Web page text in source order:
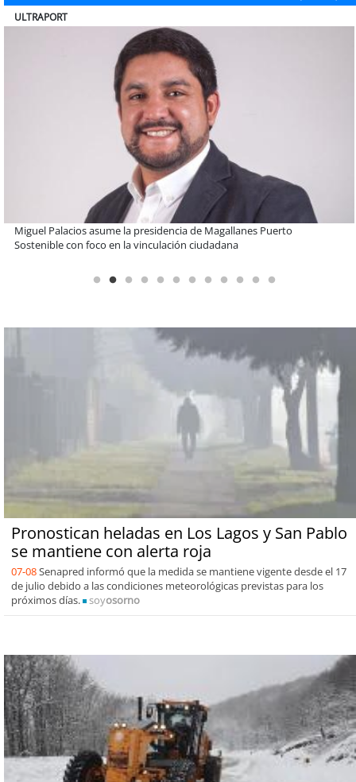
BANCO DE CHILE
Educación y colaboración público-privada se toman La Araucanía:
encuentro reunió a líderes para abordar las brechas y oportunidades
Pronostican heladas en Los Lagos y San Pablo
se mantiene con alerta roja
07-08Senapred informó que la medida se mantiene vigente desde el 17
de julio debido a las condiciones meteorológicas previstas para los
próximos días.
soyosorno